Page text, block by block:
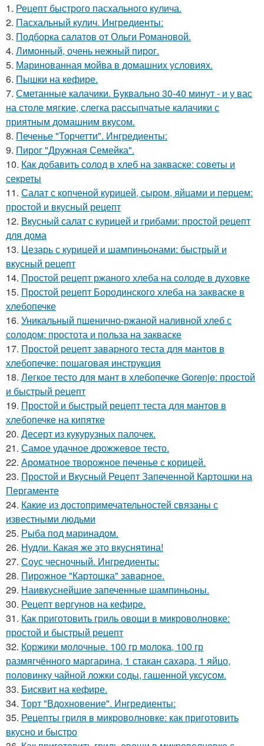
1. Рецепт быстрого пасхального кулича.
2. Пасхальный кулич. Ингредиенты:
3. Подборка салатов от Ольги Романовой.
4. Лимонный, очень нежный пирог.
5. Маринованная мойва в домашних условиях.
6. Пышки на кефире.
7. Сметанные калачики. Буквально 30-40 минут - и у вас
на столе мягкие, слегка рассыпчатые калачики с
приятным домашним вкусом.
8. Печенье "Торчетти". Ингредиенты:
9. Пирог "Дружная Семейка".
10. Как добавить солод в хлеб на закваске: советы и
секреты
11. Салат с копченой курицей, сыром, яйцами и перцем:
простой и вкусный рецепт
12. Вкусный салат с курицей и грибами: простой рецепт
для дома
13. Цезарь с курицей и шампиньонами: быстрый и
вкусный рецепт
14. Простой рецепт ржаного хлеба на солоде в духовке
15. Простой рецепт Бородинского хлеба на закваске в
хлебопечке
16. Уникальный пшенично-ржаной наливной хлеб с
солодом: простота и польза на закваске
17. Простой рецепт заварного теста для мантов в
хлебопечке: пошаговая инструкция
18. Легкое тесто для мант в хлебопечке Gorenje: простой
и быстрый рецепт
19. Простой и быстрый рецепт теста для мантов в
хлебопечке на кипятке
20. Десерт из кукурузных палочек.
21. Самое удачное дрожжевое тесто.
22. Ароматное творожное печенье с корицей.
23. Простой и Вкусный Рецепт Запеченной Картошки на
Пергаменте
24. Какие из достопримечательностей связаны с
известными людьми
25. Рыба под маринадом.
26. Нудли. Какая же это вкуснятина!
27. Соус чесночный. Ингредиенты:
28. Пирожное "Картошка" заварное.
29. Наивкуснейшие запеченные шампиньоны.
30. Рецепт вергунов на кефире.
31. Как приготовить гриль овощи в микроволновке:
простой и быстрый рецепт
32. Коржики молочные. 100 гр молока, 100 гр
размягчённого маргарина, 1 стакан сахара, 1 яйцо,
половинку чайной ложки соды, гашенной уксусом.
33. Бисквит на кефире.
34. Торт "Вдохновение". Ингредиенты:
35. Рецепты гриля в микроволновке: как приготовить
вкусно и быстро